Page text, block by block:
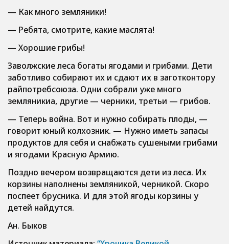
— Как много земляники!
— Ребята, смотрите, какие маслята!
— Хорошие грибы!
Заволжские леса богаты ягодами и грибами. Дети
заботливо собирают их и сдают их в заготконтору
райпотребсоюза. Одни собрали уже много
земляникиа, другие — черники, третьи — грибов.
— Теперь война. Вот и нужно собирать плоды, —
говорит юный колхозник. — Нужно иметь запасы
продуктов для себя и снабжать сушеными грибами
и ягодами Красную Армию.
Поздно вечером возвращаются дети из леса. Их
корзины наполнены земляникой, черникой. Скоро
поспеет брусника. И для этой ягоды корзины у
детей найдутся.
Ан. Быков